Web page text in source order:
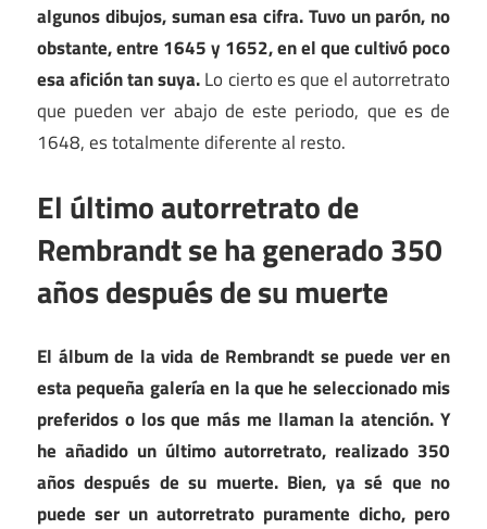
algunos dibujos, suman esa cifra. Tuvo un parón, no
obstante, entre 1645 y 1652, en el que cultivó poco
esa afición tan suya.Lo cierto es que el autorretrato
que pueden ver abajo de este periodo, que es de
1648, es totalmente diferente al resto.
El último autorretrato de
Rembrandt se ha generado 350
años después de su muerte
El álbum de la vida de Rembrandt se puede ver en
esta pequeña galería en la que he seleccionado mis
preferidos o los que más me llaman la atención. Y
he añadido un último autorretrato, realizado 350
años después de su muerte. Bien, ya sé que no
puede ser un autorretrato puramente dicho, pero